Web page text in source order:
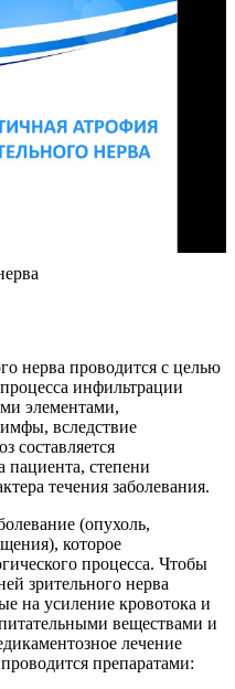
нерва проводится с целью
инфильтрации
элементами,
вследствие
составляется
пациента, степени
течения заболевания.
(опухоль,
которое
процесса. Чтобы
зрительного нерва
на усиление кровотока и
веществами и
лечение
препаратами: